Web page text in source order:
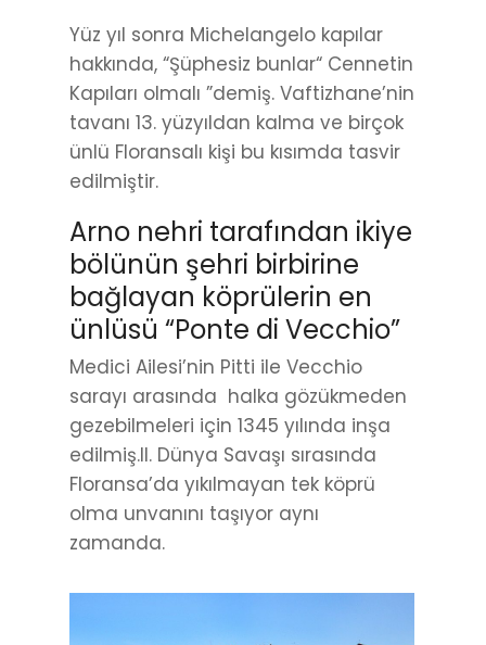
Yüz yıl sonra Michelangelo kapılar
hakkında, “Şüphesiz bunlar“ Cennetin
Kapıları olmalı ”demiş. Vaftizhane’nin
tavanı 13. yüzyıldan kalma ve birçok
ünlü Floransalı kişi bu kısımda tasvir
edilmiştir.
Arno nehri tarafından ikiye
bölünün şehri birbirine
bağlayan köprülerin en
ünlüsü “Ponte di Vecchio”
Medici Ailesi’nin Pitti ile Vecchio
sarayı arasında halka gözükmeden
gezebilmeleri için 1345 yılında inşa
edilmiş.II. Dünya Savaşı sırasında
Floransa’da yıkılmayan tek köprü
olma unvanını taşıyor aynı
zamanda.